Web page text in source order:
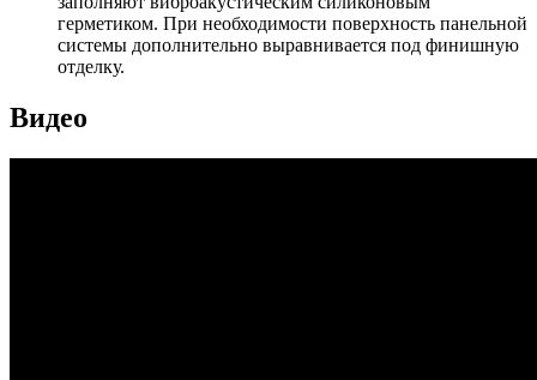
герметиком. При необходимости поверхность панельной
системы дополнительно выравнивается под финишную
отделку.
Видео